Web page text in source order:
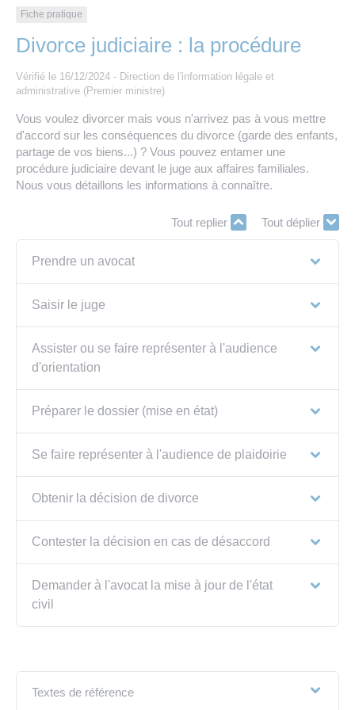
Eau et assainissement
Travaux
Numérique
Annuaire de contacts
Les offres d’emploi de la communauté de
communes
Fiche pratique
Divorce judiciaire : la procédure
Vérifié le 16/12/2024 - Direction de l'information légale et
administrative (Premier ministre)
Vous voulez divorcer mais vous n'arrivez pas à vous mettre
d'accord sur les conséquences du divorce (garde des enfants,
partage de vos biens...) ? Vous pouvez entamer une
procédure judiciaire devant le juge aux affaires familiales.
Nous vous détaillons les informations à connaître.
Tout replier Tout déplier
Prendre un avocat
Saisir le juge
Assister ou se faire représenter à l'audience
d'orientation
Préparer le dossier (mise en état)
Se faire représenter à l'audience de plaidoirie
Obtenir la décision de divorce
Contester la décision en cas de désaccord
Demander à l'avocat la mise à jour de l'état
civil
Textes de référence